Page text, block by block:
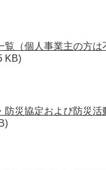
覧（個人事業主の方は
KB)
防災協定および防災活